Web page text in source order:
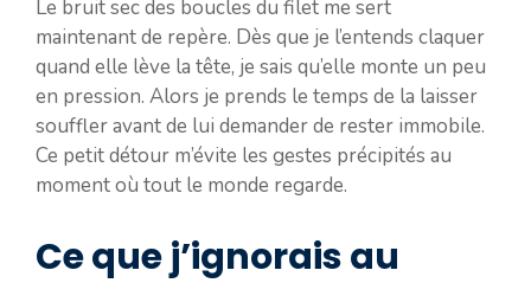
Le bruit sec des boucles du filet me sert
maintenant de repère. Dès que je l’entends claquer
quand elle lève la tête, je sais qu’elle monte un peu
en pression. Alors je prends le temps de la laisser
souffler avant de lui demander de rester immobile.
Ce petit détour m’évite les gestes précipités au
moment où tout le monde regarde.
Ce que j’ignorais au